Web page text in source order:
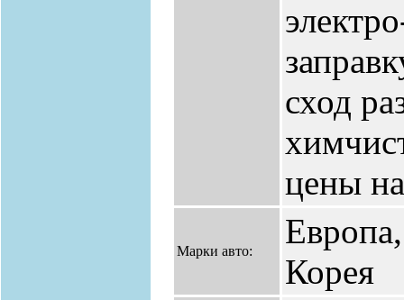
сход
цены
Марки авто:
Корея